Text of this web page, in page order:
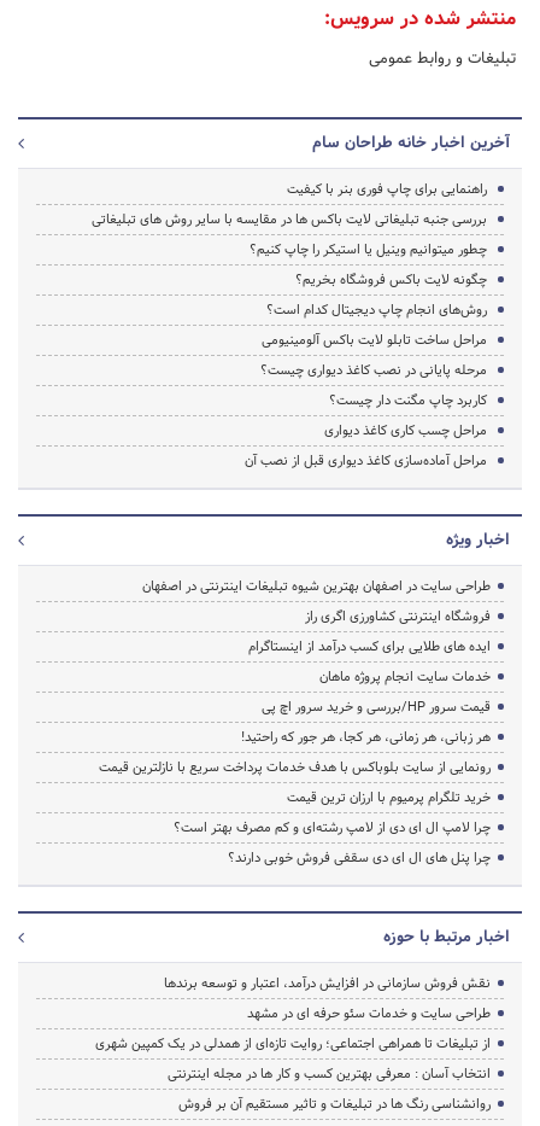
منتشر شده در سرویس:
تبلیغات و روابط عمومی
آخرین اخبار خانه طراحان سام
راهنمایی برای چاپ فوری بنر با کیفیت
بررسی جنبه تبلیغاتی لایت باکس ها در مقایسه با سایر روش های تبلیغاتی
چطور میتوانیم وینیل یا استیکر را چاپ کنیم؟
چگونه لایت باکس فروشگاه بخریم؟
روش‌های انجام چاپ دیجیتال کدام است؟
مراحل ساخت تابلو لایت باکس آلومینیومی
مرحله پایانی در نصب کاغذ دیواری چیست؟
کاربرد چاپ مگنت دار چیست؟
مراحل چسب کاری کاغذ دیواری
مراحل آماده‌سازی کاغذ دیواری قبل از نصب آن
اخبار ویژه
طراحی سایت در اصفهان بهترین شیوه تبلیغات اینترنتی در اصفهان
فروشگاه اینترنتی کشاورزی اگری راز
ایده های طلایی برای کسب درآمد از اینستاگرام
خدمات سایت انجام پروژه ماهان
قیمت سرور HP/بررسی و خرید سرور اچ پی
هر زبانی، هر زمانی، هر کجا، هر جور که راحتید!
رونمایی از سایت بلوباکس با هدف خدمات پرداخت سریع با نازلترین قیمت
خرید تلگرام پرمیوم با ارزان ترین قیمت
چرا لامپ ال ای دی از لامپ رشته‌ای و کم مصرف بهتر است؟
چرا پنل های ال ای دی سقفی فروش خوبی دارند؟
اخبار مرتبط با حوزه
نقش فروش سازمانی در افزایش درآمد، اعتبار و توسعه برندها
طراحی سایت و خدمات سئو حرفه ای در مشهد
از تبلیغات تا همراهی اجتماعی؛ روایت تازه‌ای از همدلی در یک کمپین شهری
انتخاب آسان : معرفی بهترین کسب و کار ها در مجله اینترنتی
روانشناسی رنگ ها در تبلیغات و تاثیر مستقیم آن بر فروش